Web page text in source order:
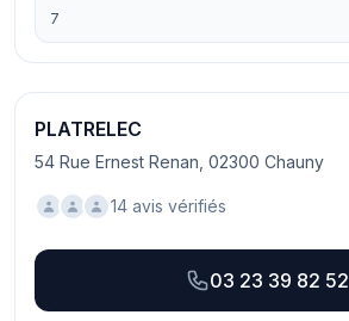
7
PLATRELEC
54 Rue Ernest Renan, 02300 Chauny
14 avis vérifiés
03 23 39 82 52